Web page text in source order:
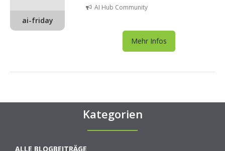
ai-friday
AI Hub Community
Mehr Infos
Kategorien
ALLE BLOGBEITRÄGE